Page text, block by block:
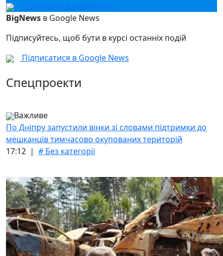
Підписатися в Telegram
BigNews в Google News
Підписуйтесь, щоб бути в курсі останніх подій
Підписатися в Google News
Спецпроекти
Важливе
По Дніпру запустили вінки зі словами підтримки до
мешканців тимчасово окупованих територій
17:12 | # Без категорії